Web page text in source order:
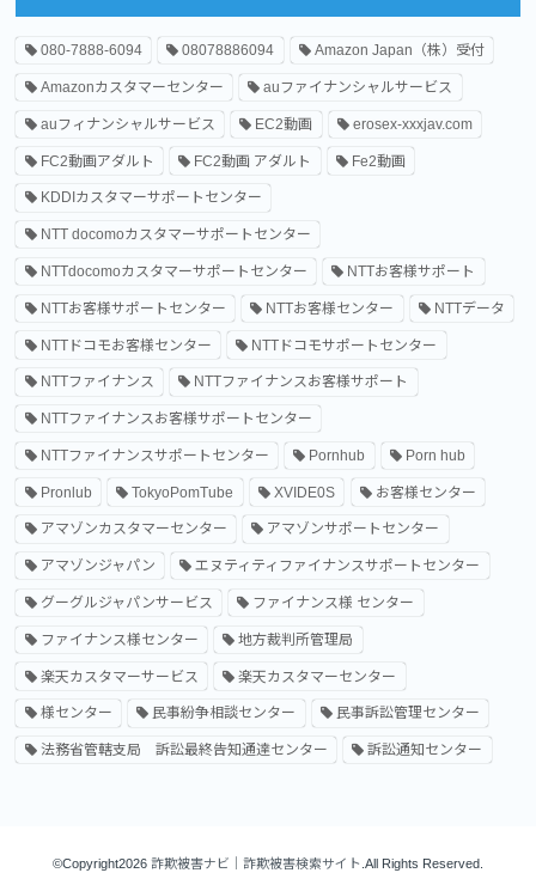
080-7888-6094 08078886094 Amazon Japan（株）受付
Amazonカスタマーセンター auファイナンシャルサービス
auフィナンシャルサービス EC2動画 erosex-xxxjav.com
FC2動画アダルト FC2動画 アダルト Fe2動画
KDDIカスタマーサポートセンター
NTT docomoカスタマーサポートセンター
NTTdocomoカスタマーサポートセンター NTTお客様サポート
NTTお客様サポートセンター NTTお客様センター NTTデータ
NTTドコモお客様センター NTTドコモサポートセンター
NTTファイナンス NTTファイナンスお客様サポート
NTTファイナンスお客様サポートセンター
NTTファイナンスサポートセンター Pornhub Porn hub
Pronlub TokyoPomTube XVIDE0S お客様センター
アマゾンカスタマーセンター アマゾンサポートセンター
アマゾンジャパン エヌティティファイナンスサポートセンター
グーグルジャパンサービス ファイナンス様 センター
ファイナンス様センター 地方裁判所管理局
楽天カスタマーサービス 楽天カスタマーセンター
様センター 民事紛争相談センター 民事訴訟管理センター
法務省管轄支局 訴訟最終告知通達センター 訴訟通知センター
©Copyright2026 詐欺被害ナビ｜詐欺被害検索サイト .All Rights Reserved.